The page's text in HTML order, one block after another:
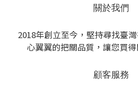
關於我們
2018年創立至今，堅持尋找臺
心翼翼的把關品質，讓您買
顧客服務